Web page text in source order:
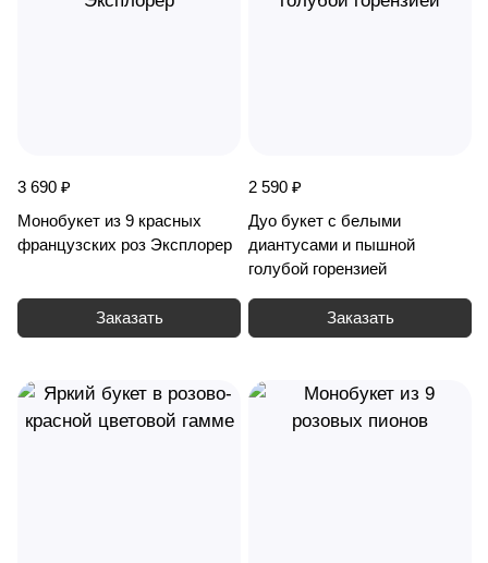
3 690 ₽
Монобукет из 9 красных
французских роз Эксплорер
Заказать
2 590 ₽
Дуо букет с белыми
диантусами и пышной
голубой горензией
Заказать